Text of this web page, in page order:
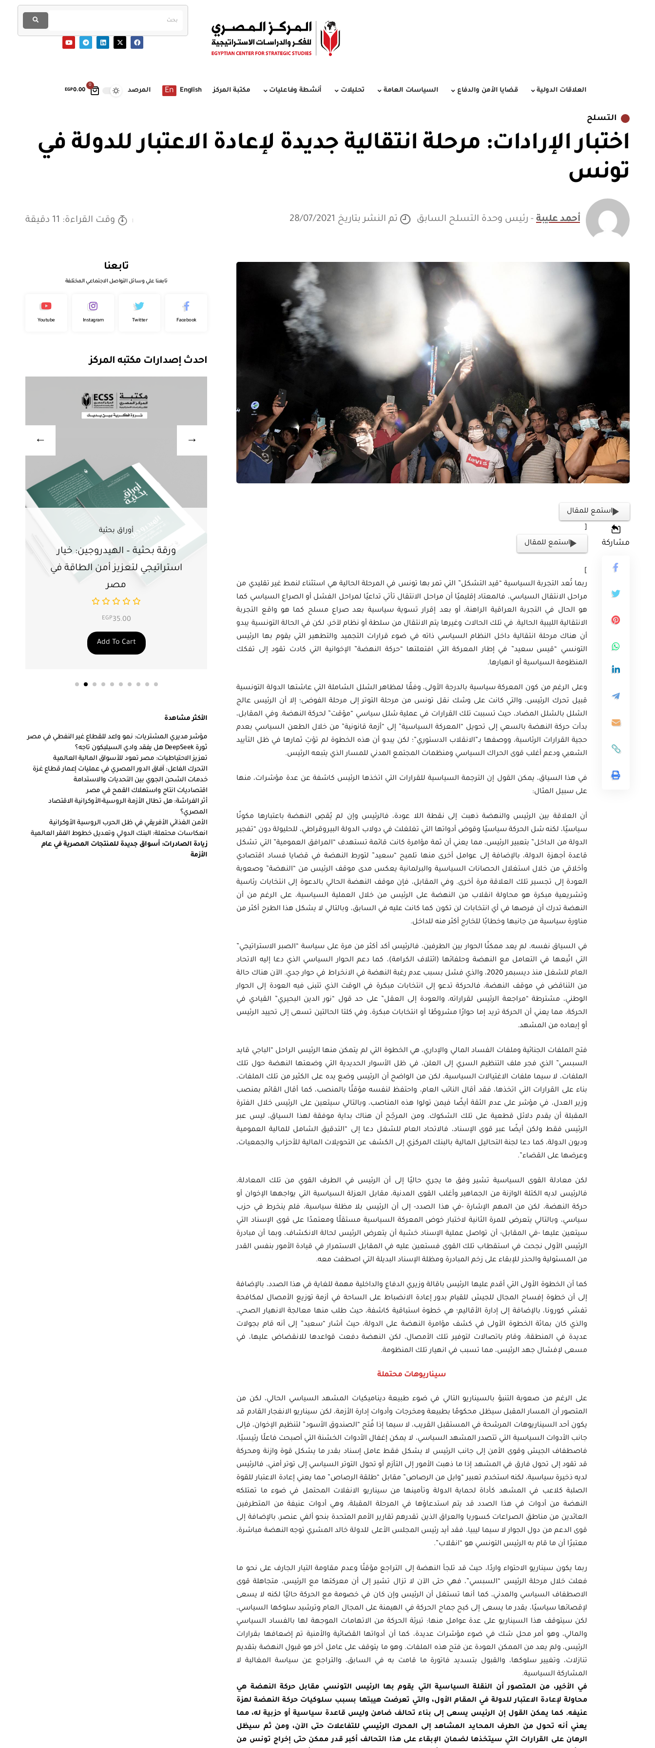
0
EGP0.00 العلاقات الدولية قضايا الأمن والدفاع السياسات العامة تحليلات أنشطة وفاعليات مكتبة المركز English
En المرصد
التسلح
اختبار الإرادات: مرحلة انتقالية جديدة لإعادة الاعتبار للدولة في
تونس
أحمد عليبة - رئيس وحدة التسلح السابق تم النشر بتاريخ 28/07/2021 وقت القراءة: 11 دقيقة
استمع للمقال
مشاركة
[
استمع للمقال
]
ربما تُعد التجربة السياسية “قيد التشكل” التي تمر بها تونس في المرحلة الحالية هي استثناء لنمط غير تقليدي من
مراحل الانتقال السياسي، فالمعتاد إقليميًا أن مراحل الانتقال تأتي تداعيًا لمراحل الفشل أو الصراع السياسي كما
هو الحال في التجربة العراقية الراهنة، أو بعد إقرار تسوية سياسية بعد صراع مسلح كما هو واقع التجربة
الانتقالية الليبية الحالية. في تلك الحالات وغيرها يتم الانتقال من سلطة أو نظام لآخر، لكن في الحالة التونسية يبدو
أن هناك مرحلة انتقالية داخل النظام السياسي ذاته في ضوء قرارات التجميد والتطهير التي يقوم بها الرئيس
التونسي “قيس سعيد” في إطار المعركة التي افتعلتها “حركة النهضة” الإخوانية التي كادت تقود إلى تفكك
المنظومة السياسية أو انهيارها.
وعلى الرغم من كون المعركة سياسية بالدرجة الأولى، وفقًا لمظاهر الشلل الشاملة التي عاشتها الدولة التونسية
قبيل تحرك الرئيس، والتي كانت على وشك نقل تونس من مرحلة التوتر إلى مرحلة الفوضى؛ إلا أن الرئيس عالج
الشلل بالشلل المضاد، حيث تسببت تلك القرارات في عملية شلل سياسي “مؤقت” لحركة النهضة. وفي المقابل،
بدأت حركة النهضة بالسعي إلى تحويل “المعركة السياسية” إلى “أزمة قانونية” من خلال الطعن السياسي بعدم
حجية القرارات الرئاسية، ووصفها بـ”الانقلاب الدستوري”؛ لكن يبدو أن هذه الخطوة لم تؤتِ ثمارها في ظل التأييد
الشعبي ودعم أغلب قوى الحراك السياسي ومنظمات المجتمع المدني للمسار الذي يتبعه الرئيس.
في هذا السياق، يمكن القول إن الترجمة السياسية للقرارات التي اتخذها الرئيس كاشفة عن عدة مؤشرات، منها
على سبيل المثال:
أن العلاقة بين الرئيس والنهضة ذهبت إلى نقطة اللا عودة، فالرئيس وإن لم يُقصِ النهضة باعتبارها مكونًا
سياسيًا، لكنه شل الحركة سياسيًا وقوض أدواتها التي تغلغلت في دولاب الدولة البيروقراطي، للحليولة دون “تفجير
الدولة من الداخل” بتعبير الرئيس، مما يعني أن ثمة مؤامرة كانت قائمة تستهدف “المرافق العمومية” التي تشكل
قاعدة أجهزة الدولة، بالإضافة إلى عوامل أخرى منها تلميح “سعيد” لتورط النهضة في قضايا فساد اقتصادي
وأخلاقي من خلال استغلال الحصانات السياسية والبرلمانية يعكس مدى موقف الرئيس من “النهضة” وصعوبة
العودة إلى تجسير تلك العلاقة مرة أخرى. وفي المقابل، فإن موقف النهضة الحالي بالدعوة إلى انتخابات رئاسية
وتشريعية مبكرة هو محاولة انقلاب من النهضة على الرئيس من خلال العملية السياسية، على الرغم من أن
النهضة تدرك أن فرصها في أي انتخابات لن تكون كما كانت عليه في السابق، وبالتالي لا يشكل هذا الطرح أكثر من
مناورة سياسية من جانبها وخطابًا للخارج أكثر منه للداخل.
في السياق نفسه، لم يعد ممكنًا الحوار بين الطرفين، فالرئيس أكد أكثر من مرة على سياسة “الصبر الاستراتيجي”
التي اتّبعها في التعامل مع النهضة وحلفائها (ائتلاف الكرامة)، كما دعم الحوار السياسي الذي دعا إليه الاتحاد
العام للشغل منذ ديسبمر 2020، والذي فشل بسبب عدم رغبة النهضة في الانخراط في حوار جدي. الآن هناك حالة
من التناقض في موقف النهضة، فالحركة تدعو إلى انتخابات مبكرة في الوقت الذي تتبنى فيه العودة إلى الحوار
الوطني، مشترطة “مراجعة الرئيس لقراراته، والعودة إلى العقل” على حد قول “نور الدين البحيري” القيادي في
الحركة، مما يعني أن الحركة تريد إما حوارًا مشروطًا أو انتخابات مبكرة، وفي كلتا الحالتين تسعى إلى تحييد الرئيس
أو إبعاده من المشهد.
فتح الملفات الجنائية وملفات الفساد المالي والإداري، هي الخطوة التي لم يتمكن منها الرئيس الراحل “الباجي قايد
السبسي” الذي فجر ملف التنظيم السري إلى العلن، في ظل الأسوار الحديدية التي وضعتها النهضة حول تلك
الملفات، لا سيما ملفات الاغتيالات السياسية، لكن من الواضح أن الرئيس وضع يده على الكثير من تلك الملفات،
بناء على القرارات التي اتخذها، فقد أقال النائب العام، واحتفظ لنفسه مؤقتًا بالمنصب، كما أقال القائم بمنصب
وزير العدل، في مؤشر على عدم الثقة أيضًا فيمن تولوا هذه المناصب، وبالتالي سيتعين على الرئيس خلال الفترة
المقبلة أن يقدم دلائل قطعية على تلك الشكوك. ومن المرجّح أن هناك بداية موفقة لهذا السياق، ليس عبر
الرئيس فقط ولكن أيضًا عبر قوى الإسناد، فالاتحاد العام للشغل دعا إلى “التدقيق الشامل للمالية العمومية
وديون الدولة، كما دعا لجنة التحاليل المالية بالبنك المركزي إلى الكشف عن التحويلات المالية للأحزاب والجمعيات،
وعرضها على القضاء”.
لكن معادلة القوى السياسية تشير وفق ما يجري حاليًا إلى أن الرئيس في الطرف القوي من تلك المعادلة،
فالرئيس لديه الكتلة الوازنة من الجماهير وأغلب القوى المدنية، مقابل العزلة السياسية التي يواجهها الإخوان أو
حركة النهضة، لكن من المهم الإشارة -في هذا الصدد- إلى أن الرئيس بلا مظلة سياسية، فلم ينخرط في حزب
سياسي، وبالتالي يتعرض للمرة الثانية لاختبار خوض المعركة السياسية مستقلًا ومعتمدًا على قوى الإسناد التي
سيتعين عليها -في المقابل- أن تواصل عملية الإسناد خشية أن يتعرض الرئيس لحالة الانكشاف، وبما أن مبادرة
الرئيس الأولى نجحت في استقطاب تلك القوى فستعين عليه في المقابل الاستمرار في قيادة الأمور بنفس القدر
من المسئولية والحذر للإبقاء على زخم المبادرة ومظلة الإسناد البديلة التي اصطفت معه.
كما أن الخطوة الأولى التي أقدم عليها الرئيس باقالة وزيري الدفاع والداخلية مهمة للغاية في هذا الصدد، بالإضافة
إلى أن خطوة إفساح المجال للجيش للقيام بدور إعادة الانضباط على الساحة في أزمة توزيع الأمصال لمكافحة
تفشي كورونا، بالإضافة إلى إدارة الأقاليم؛ هي خطوة استباقية كاشفة، حيث طلب منها معالجة الانهيار الصحي،
والذي كان بماثة الخطوة الأولى في كشف مؤامرة النهضة على الدولة، حيث أشار “سعيد” إلى أنه قام بجولات
عديدة في المنطقة، وقام باتصالات لتوفير تلك الأمصال، لكن النهضة دفعت قواعدها للانقضاض عليها، في
مسعى لإفشال جهد الرئيس، مما تسبب في انهيار تلك المنظومة.
سيناريوهات محتملة
على الرغم من صعوبة التنبؤ بالسيناريو التالي في ضوء طبيعة ديناميكيات المشهد السياسي الحالي، لكن من
المتصور أن المسار المقبل سيظل محكومًا بطبيعة ومخرجات وأدوات إدارة الأزمة، لكن سيناريو الانفجار القادم قد
يكون أحد السيناريوهات المرشحة في المستقبل القريب، لا سيما إذا فُتح “الصندوق الأسود” لتنظيم الإخوان، فإلى
جانب الأدوات السياسية التي تتصدر المشهد السياسي، لا يمكن إغفال الأدوات الخشنة التي أصبحت فاعلًا رئيسيًا،
فاصطفاف الجيش وقوى الأمن إلى جانب الرئيس لا يشكل فقط عامل إسناد بقدر ما يشكل قوة وازنة ومحركة
قد تقود إلى تحول فارق في المشهد إذا ما ذهبت الأمور إلى التأزم أو تحول التوتر السياسي إلى توتر أمني، فالرئيس
لديه ذخيرة سياسية، لكنه استخدم تعبير “وابل من الرصاص” مقابل “طلقة الرصاص” مما يعني إعادة الاعتبار للقوة
الصلبة كلاعب في المشهد كأداة لحماية الدولة وتأمينها من سيناريو الانفلات المحتمل في ضوء ما تمتلكه
النهضة من أدوات في هذا الصدد قد يتم استدعاؤها في المرحلة المقبلة، وهي أدوات عنيفة من المتطرفين
العائدين من مناطق الصراعات كسوريا والعراق الذين تقدرهم تقارير الأمم المتحدة بنحو ألفي عنصر، بالإضافة إلى
قوى الدعم من دول الجوار لا سيما ليبيا، فقد أيد رئيس المجلس الأعلى للدولة خالد المشري توجه النهضة مباشرة،
معتبرًا أن ما قام به الرئيس التونسي هو “انقلاب”.
ربما يكون سيناريو الاحتواء واردًا، حيث قد تلجأ النهضة إلى التراجع مؤقتًا وعدم مقاومة التيار الجارف على نحو ما
فعلت خلال مرحلة الرئيس “السبسي”، فهي حتى الآن لا تزال تشير إلى أن معركتها مع الرئيس، متجاهلة قوى
الاصطفاف السياسي والمدني، كما أنها تستغل أن الرئيس وإن كان في خصومة مع الحركة حاليًا لكنه لا يسعى
لإقصائها سياسيًا، بقدر ما يسعى إلى كبح جماح الحركة في الهيمنة على المجال العام وترشيد سلوكها السياسي،
لكن سيتوقف هذا السيناريو على عدة عوامل منها: تبرئة الحركة من الاتهامات الموجهة لها بالفساد السياسي
والمالي، وهو أمر محل شك في ضوء مؤشرات عديدة، كما أن أدواتها القضائية والأمنية تم إضعافها بقرارات
الرئيس، ولم يعد من الممكن العودة عن فتح هذه الملفات. وهو ما يتوقف على عامل آخر هو قبول النهضة بتقديم
تنازلات، وتغيير سلوكها، والقبول بتسديد فاتورة ما قامت به في السابق، والتراجع عن سياسة المغالبة لا
المشاركة السياسية.
في الأخير، من المتصور أن النقلة السياسية التي يقوم بها الرئيس التونسي مقابل حركة النهضة هي
محاولة لإعادة الاعتبار للدولة في المقام الأول، والتي تعرضت هيبتها بسبب سلوكيات حركة النهضة لهزة
عنيفه. كما يمكن القول إن الرئيس يسعى إلى بناء تحالف ضامن وليس قاعدة سياسية أو حزبية له، مما
يعني أنه تحول من الطرف المحايد المشاهد إلى المحرك الرئيسي للتفاعلات حتى الآن، ومن ثم سيظل
الرهان على القرارات التي سيتخذها لضمان الإبقاء على هذا التحالف أكبر قدر ممكن حتى إخراج تونس من
تابعنا
تابعنا علي وسائل التواصل الاجتماعي المختلفة
Facebook
Twitter
Instagram
Youtube
احدث إصدارات مكتبه المركز
أوراق بحثية
ورقة بحثية – الهيدروجين: خيار
استراتيجي لتعزيز أمن الطاقة في
مصر
EGP35.00
Add To Cart
وسياسات التعزيز
EGP 35.00
Add To Cart
أمن الطاقة المصري
EGP35.00
Add To Cart
على مستقبل
الأكثر مشاهدة
مؤشر مديري المشتريات: نمو واعد للقطاع غير النفطي في مصر
ثورة DeepSeek هل يفقد وادي السيليكون تاجه؟
تعزيز الاحتياطيات: مصر تعود للأسواق المالية العالمية
التحرك الفاعل: آفاق الدور المصري في عمليات إعمار قطاع غزة
خدمات الشحن الجوي بين التحديات والاستدامة
اقتصاديات انتاج واستهلاك القمح في مصر
أثر الفراشة: هل تطال الأزمة الروسية-الأوكرانية الاقتصاد
المصري؟
الأمن الغذائي الأفريقي في ظل الحرب الروسية الأوكرانية
انعكاسات محتملة: البنك الدولي وتعديل خطوط الفقر العالمية
زيادة الصادرات: أسواق جديدة للمنتجات المصرية في عام
الأزمة